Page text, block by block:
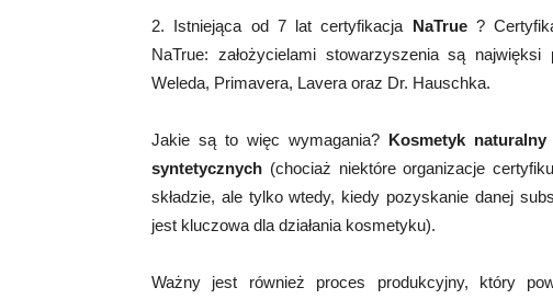
2. Istniejąca od 7 lat certyfikacja NaTrue?
NaTrue: założycielami stowarzyszenia są
Weleda, Primavera, Lavera oraz Dr. Hauschka.
Jakie są to więc wymagania? Kosmetyk
syntetycznych (chociaż niektóre organizacje
składzie, ale tylko wtedy, kiedy pozyskanie danej
jest kluczowa dla działania kosmetyku).
Ważny jest również proces produkcyjny, który